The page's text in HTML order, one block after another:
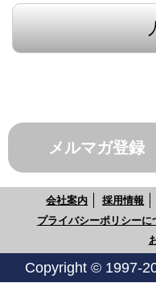
メルマガ登録
会社案内 採用情報
プライバシーポリシーに
Copyright © 1997-